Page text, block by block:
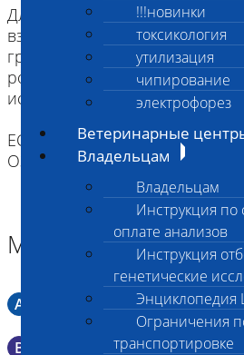
!!!новинки
токсикология
утилизация
чипирование
электрофорез
Ветеринарные
Владельцам
Владельцам
Инструкция по
оплате анализов
Инструкция
генетические
Ограничения
транспортировке
Для щенков и котят как
взятия биоматериала надо
грудным молоком.
ротовую полость водой (для
использовать шприц).
ЕСЛИ ВЫ ДОСТАВЛЯЕТЕ
ОЗНАКОМТЕСЬ С
Материал
A Мазок в пробирку со средой
B Мазок в пробирку со средой